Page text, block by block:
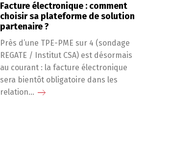
Facture électronique : comment
choisir sa plateforme de solution
partenaire ?
Près d’une TPE-PME sur 4 (sondage
REGATE / Institut CSA) est désormais
au courant : la facture électronique
sera bientôt obligatoire dans les
relation...